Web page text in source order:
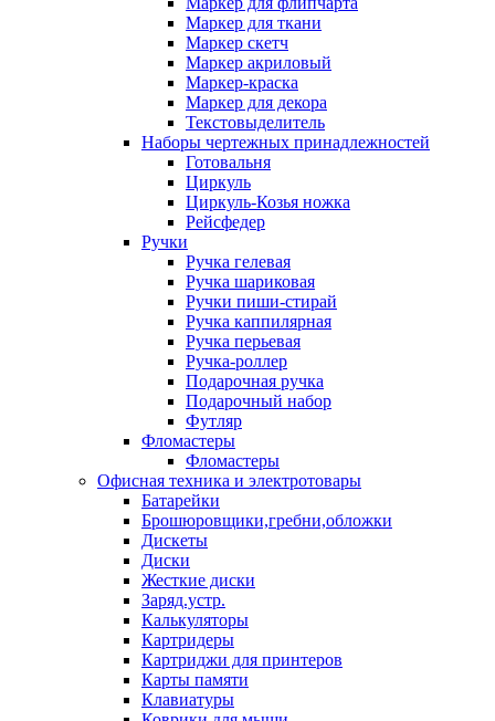
Маркер для ткани
Маркер скетч
Маркер акриловый
Маркер-краска
Маркер для декора
Текстовыделитель
Наборы чертежных принадлежностей
Готовальня
Циркуль
Циркуль-Козья ножка
Рейсфедер
Ручки
Ручка гелевая
Ручка шариковая
Ручки пиши-стирай
Ручка каппилярная
Ручка перьевая
Ручка-роллер
Подарочная ручка
Подарочный набор
Футляр
Фломастеры
Фломастеры
Офисная техника и электротовары
Батарейки
Брошюровщики,гребни,обложки
Дискеты
Диски
Жесткие диски
Заряд.устр.
Калькуляторы
Картридеры
Картриджи для принтеров
Карты памяти
Клавиатуры